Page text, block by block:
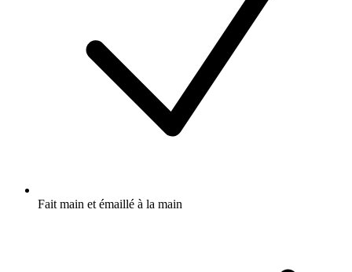
Fait main et émaillé à la main